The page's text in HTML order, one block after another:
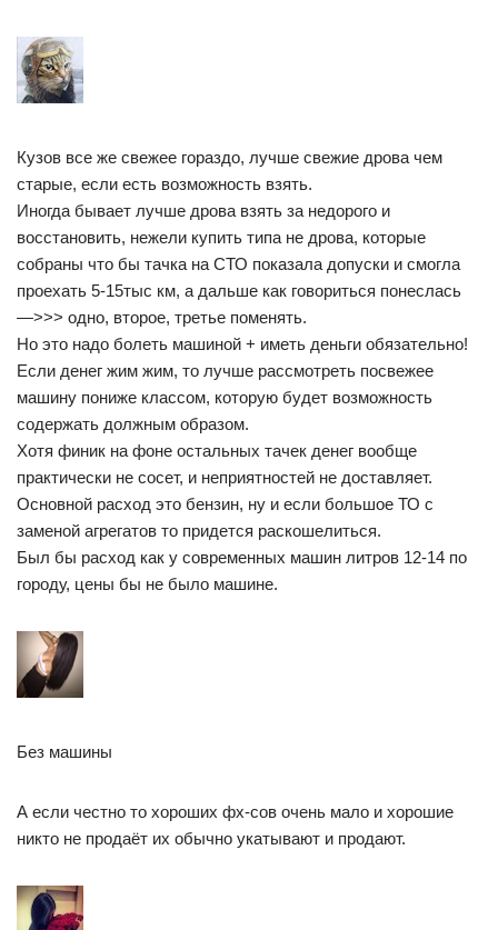
Кузов все же свежее гораздо, лучше свежие дрова чем
старые, если есть возможность взять.
Иногда бывает лучше дрова взять за недорого и
восстановить, нежели купить типа не дрова, которые
собраны что бы тачка на СТО показала допуски и смогла
проехать 5-15тыс км, а дальше как говориться понеслась
—>>> одно, второе, третье поменять.
Но это надо болеть машиной + иметь деньги обязательно!
Если денег жим жим, то лучше рассмотреть посвежее
машину пониже классом, которую будет возможность
содержать должным образом.
Хотя финик на фоне остальных тачек денег вообще
практически не сосет, и неприятностей не доставляет.
Основной расход это бензин, ну и если большое ТО с
заменой агрегатов то придется раскошелиться.
Был бы расход как у современных машин литров 12-14 по
городу, цены бы не было машине.
Без машины
А если честно то хороших фх-сов очень мало и хорошие
никто не продаёт их обычно укатывают и продают.